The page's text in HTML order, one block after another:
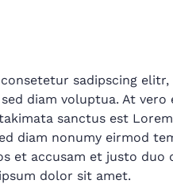
sadipscing
diam voluptua. At
sanctus est
diam nonumy eirmod
et accusam et justo
dolor sit amet.